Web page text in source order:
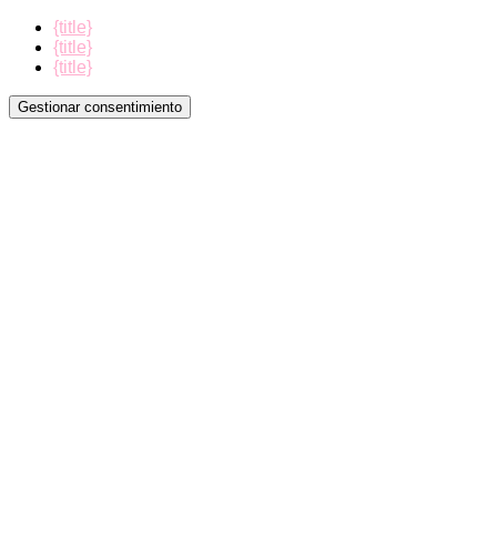
{title}
{title}
{title}
Gestionar consentimiento